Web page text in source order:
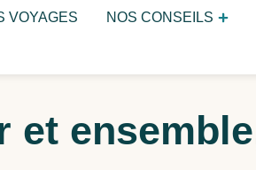
VOYAGES NOS CONSEILS
et